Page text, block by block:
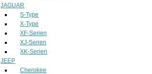
JAGUAR
S-Type
X-Type
XF-Serien
XJ-Serien
XK-Serien
JEEP
Cherokee